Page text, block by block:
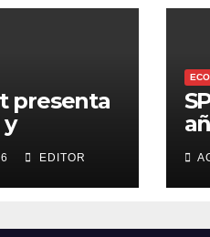
presenta
y
de
para la
EDITOR